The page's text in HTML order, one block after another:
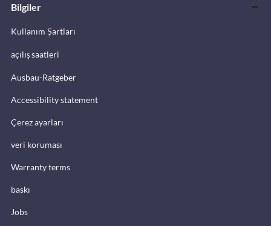
Bilgiler
Kullanım Şartları
açılış saatleri
Ausbau-Ratgeber
Accessibility statement
Çerez ayarları
veri koruması
Warranty terms
baskı
Jobs